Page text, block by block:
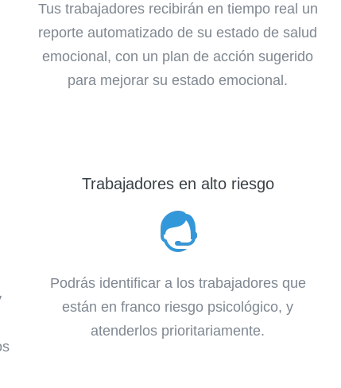
Tus trabajadores recibirán en tiempo real un
reporte automatizado de su estado de salud
emocional, con un plan de acción sugerido
para mejorar su estado emocional.
Trabajadores en alto riesgo
Podrás identificar a los trabajadores que
están en franco riesgo psicológico, y
atenderlos prioritariamente.